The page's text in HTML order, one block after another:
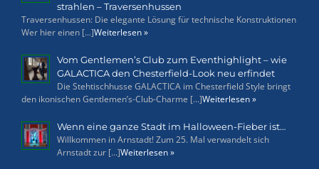
strahlen – Traversenhussen
Traversenhussen: Die elegante Lösung für technische Konstruktionen
Wer hier einen [...]Weiterlesen »
Vom Gentlemen’s Club zum Eventhighlight – wie
GALACTICA den Chesterfield-Look neu erfindet
Die Stehtischhusse GALACTICA im Chesterfield Style bringt
den ikonischen Gentlemen’s-Club-Charme [...]Weiterlesen »
Wenn eine ganze Stadt im Halloween-Fieber ist…
Willkommen in Arnstadt! Zum 25. Mal verwandelt sich
Arnstadt zur [...]Weiterlesen »